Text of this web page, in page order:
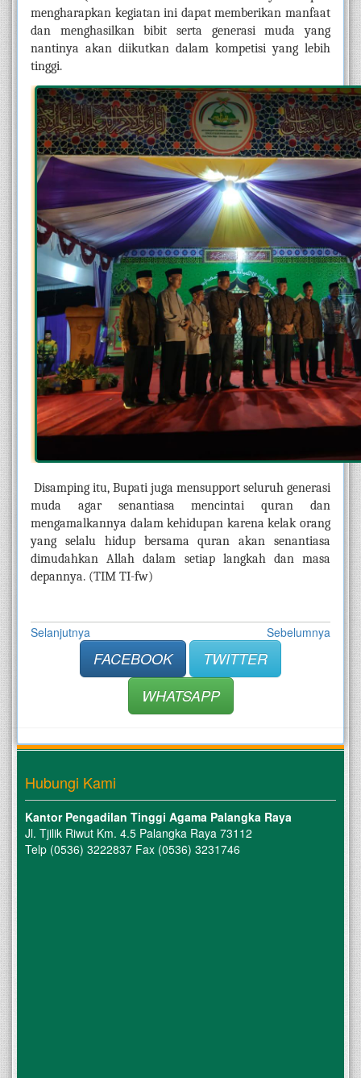
mengharapkan kegiatan ini dapat memberikan manfaat
dan menghasilkan bibit serta generasi muda yang
nantinya akan diikutkan dalam kompetisi yang lebih
tinggi.
Disamping itu, Bupati juga mensupport seluruh generasi
muda agar senantiasa mencintai quran dan
mengamalkannya dalam kehidupan karena kelak orang
yang selalu hidup bersama quran akan senantiasa
dimudahkan Allah dalam setiap langkah dan masa
depannya. (TIM TI-fw)
Selanjutnya Sebelumnya
FACEBOOK
TWITTER
WHATSAPP
Hubungi Kami
Kantor Pengadilan Tinggi Agama Palangka Raya
Jl. Tjilik Riwut Km. 4.5 Palangka Raya 73112
Telp (0536) 3222837 Fax (0536) 3231746